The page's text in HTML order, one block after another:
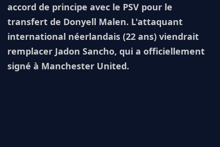
accord de principe avec le PSV pour le
transfert de Donyell Malen. L'attaquant
international néerlandais (22 ans) viendrait
remplacer Jadon Sancho, qui a officiellement
signé à Manchester United.